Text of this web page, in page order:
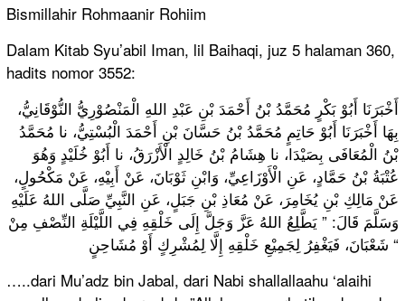
Bismillahir Rohmaanir Rohiim
Dalam Kitab Syu’abil Iman, lil Baihaqi, juz 5 halaman 360,
hadits nomor 3552:
أَخْبَرَنَا أَبُوْ بَكْرٍ مُحَمَّدُ بْنُ أَحْمَدَ بْنِ عَبْدِ اللهِ الْمَنْصُوْرِيُّ النُّوْقَانِيُّ،
بِهَا أَخْبَرَنَا أَبُوْ حَاتِمٍ مُحَمَّدُ بْنُ حَسَّانَ بْنِ أَحْمَدَ الْبُسْتِيُّ، نا مُحَمَّدُ
بْنُ الْمُعَافَى بِصَيْدَا، نا هِشَامُ بْنُ خَالِدٍ الْأَزْرَقُ، نا أَبُوْ خُلَيْدٍ وَهُوَ
عُتْبَةُ بْنُ حَمَّادٍ، عَنِ الْأَوْزَاعِيِّ، وَابْنِ ثَوْبَانَ، عَنْ أَبِيْهِ، عَنْ مَكْحُولٍ،
عَنْ مَالِكِ بْنِ يُخَامِرَ، عَنْ مُعَاذِ بْنِ جَبَلٍ، عَنِ النَّبِيِّ صَلَّى اللهُ عَلَيْهِ
وَسَلَّمَ قَالَ: ” يَطَّلِعُ اللهُ عَزَّ وَجَلَّ إِلَى خَلْقِهِ فِي اللَّيْلَةِ النِّصْفِ مِنْ
شَعْبَانَ، فَيَغْفِرُ لِجَمِيْعِ خَلْقِهِ إِلَّا لِمُشْرِكٍ أَوْ مُشَاحِنٍ “
…..dari Mu’adz bin Jabal, dari Nabi shallallaahu ‘alaihi